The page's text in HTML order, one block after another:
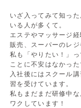
いざ入ってみて知っ
いる人が多くて。
エステやマッサージ
販売、スーパーのレ
私も「やりたい！」
ことに不安はなかった
入社後にはスクール
習を受けています。
私もまだまだ研修中
ワクしています！